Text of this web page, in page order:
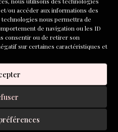
ou accéder aux informations des
nous permettra de
de navigation ou les ID
consentir ou de retirer son
sur certaines caractéristiques et